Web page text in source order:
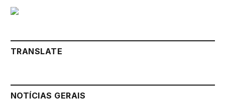
TRANSLATE
NOTÍCIAS GERAIS